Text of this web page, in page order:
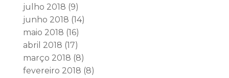
julho 2018 (9)
junho 2018 (14)
maio 2018 (16)
abril 2018 (17)
março 2018 (8)
fevereiro 2018 (8)